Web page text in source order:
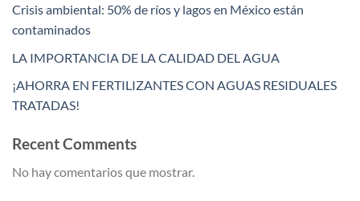
Crisis ambiental: 50% de ríos y lagos en México están
contaminados
LA IMPORTANCIA DE LA CALIDAD DEL AGUA
¡AHORRA EN FERTILIZANTES CON AGUAS RESIDUALES
TRATADAS!
Recent Comments
No hay comentarios que mostrar.